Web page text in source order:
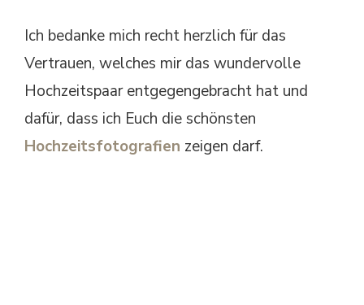
Ich bedanke mich recht herzlich für das
Vertrauen, welches mir das wundervolle
Hochzeitspaar entgegengebracht hat und
dafür, dass ich Euch die schönsten
Hochzeitsfotografien zeigen darf.